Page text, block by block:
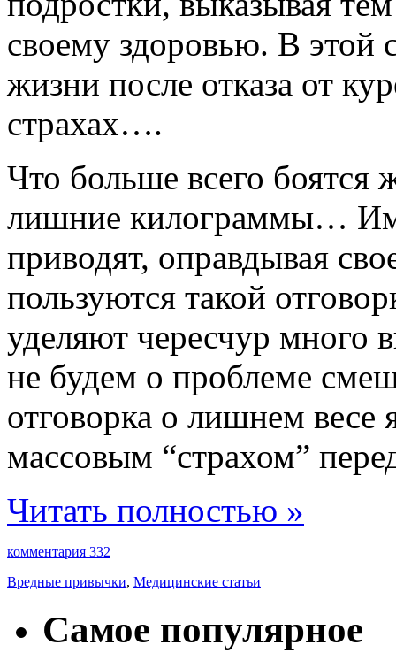
своему здоровью. В этой
жизни после отказа от
страхах….
Что больше всего
лишние килограммы…
приводят, оправдывая
пользуются такой
уделяют чересчур много
не будем о проблеме
отговорка о лишнем весе
массовым “страхом”
Читать полностью »
комментария 332
Вредные привычки, Медицинские статьи
Самое популярное